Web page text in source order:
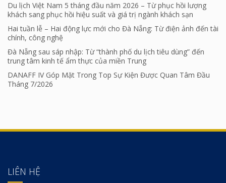
Du lịch Việt Nam 5 tháng đầu năm 2026 – Từ phục hồi lượng
khách sang phục hồi hiệu suất và giá trị ngành khách sạn
Hai tuần lễ – Hai động lực mới cho Đà Nẵng: Từ điện ảnh đến tài
chính, công nghệ
Đà Nẵng sau sáp nhập: Từ “thành phố du lịch tiêu dùng” đến
trung tâm kinh tế ẩm thực của miền Trung
DANAFF IV Góp Mặt Trong Top Sự Kiện Được Quan Tâm Đầu
Tháng 7/2026
LIÊN HỆ